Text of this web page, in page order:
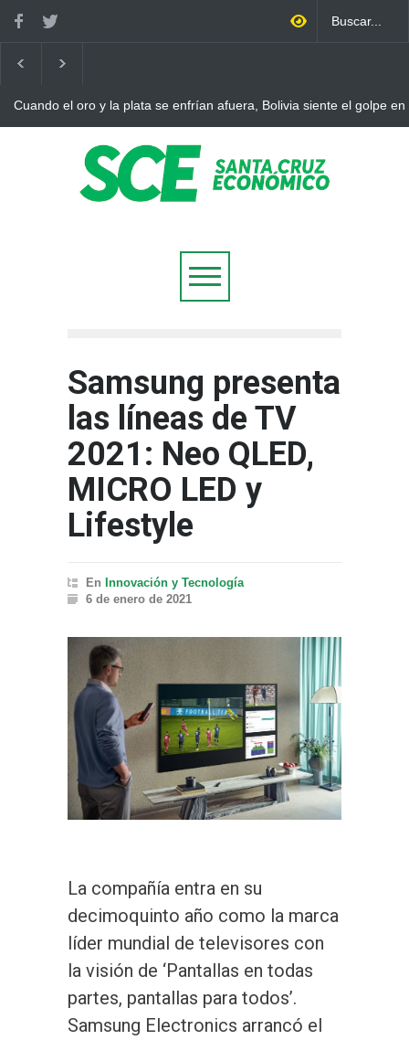
Bolivia rompe dos décadas de distancia con el FMI y pone a
Samsung presenta
las líneas de TV
2021: Neo QLED,
MICRO LED y
Lifestyle
En Innovación y Tecnología
6 de enero de 2021
La compañía entra en su
decimoquinto año como la marca
líder mundial de televisores con
la visión de ‘Pantallas en todas
partes, pantallas para todos’.
Samsung Electronics arrancó el